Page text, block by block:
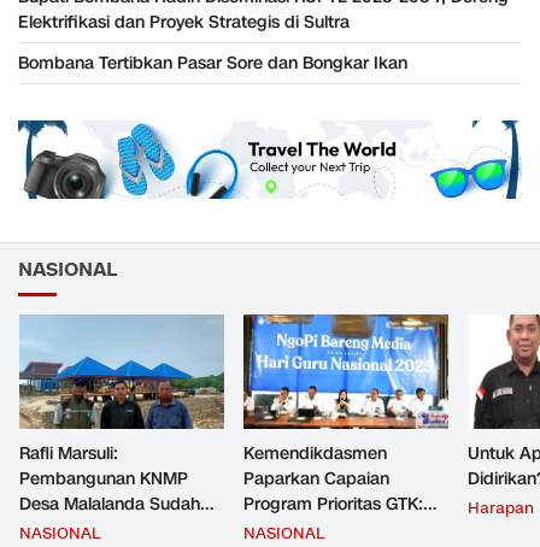
Elektrifikasi dan Proyek Strategis di Sultra
Bombana Tertibkan Pasar Sore dan Bongkar Ikan
NASIONAL
Rafli Marsuli:
Pembangunan KNMP
Desa Malalanda Sudah
Mencapai 69 Persen dan
NASIONAL
Kemendikdasmen
Paparkan Capaian
Program Prioritas GTK:
Kompetensi Meningkat,
NASIONAL
Untuk
Harapan